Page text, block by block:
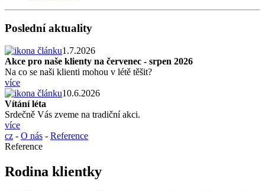
Poslední aktuality
1.7.2026
Akce pro naše klienty na červenec - srpen 2026
Na co se naši klienti mohou v létě těšit?
více
10.6.2026
Vítání léta
Srdečně Vás zveme na tradiční akci.
více
cz - O nás - Reference
Reference
Rodina klientky